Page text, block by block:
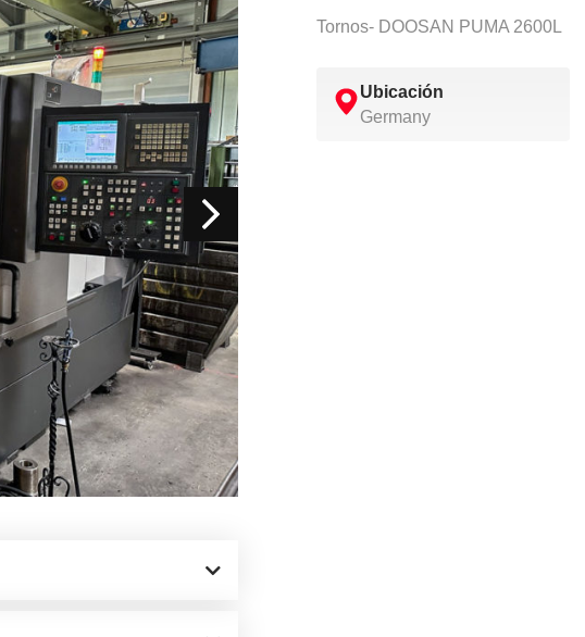
Tornos- DOOSAN PUMA 2600L
Ubicación
Germany